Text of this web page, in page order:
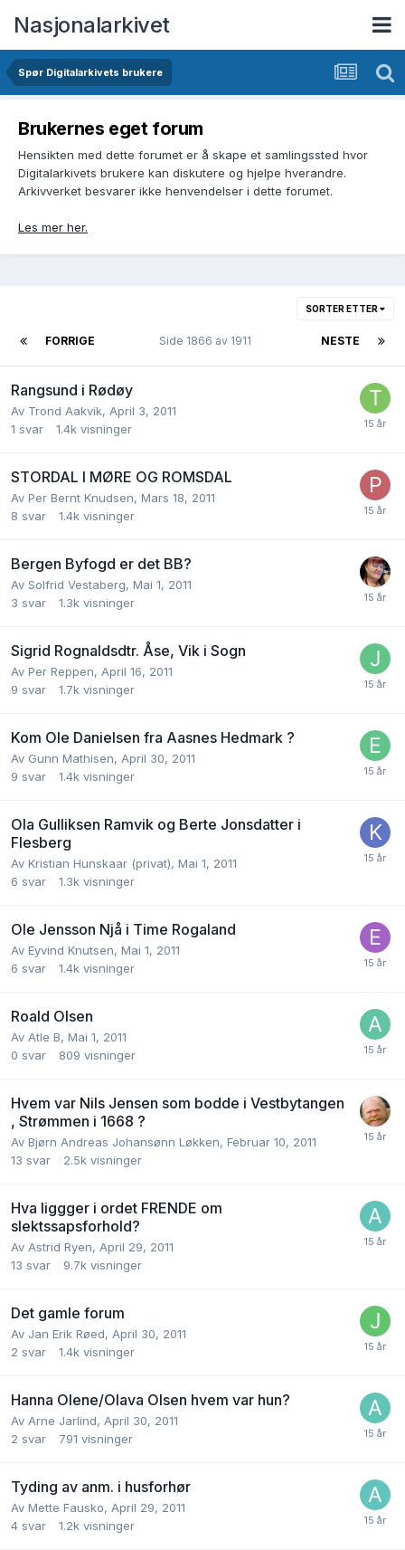
Nasjonalarkivet
Spør Digitalarkivets brukere
Brukernes eget forum
Hensikten med dette forumet er å skape et samlingssted hvor
Digitalarkivets brukere kan diskutere og hjelpe hverandre.
Arkivverket besvarer ikke henvendelser i dette forumet.
Les mer her.
SORTER ETTER
FORRIGE NESTE
Side 1866 av 1911
Rangsund i Rødøy
Av Trond Aakvik, April 3, 2011
1 svar 1.4k visninger
STORDAL I MØRE OG ROMSDAL
Av Per Bernt Knudsen, Mars 18, 2011
8 svar 1.4k visninger
Bergen Byfogd er det BB?
Av Solfrid Vestaberg, Mai 1, 2011
3 svar 1.3k visninger
Sigrid Rognaldsdtr. Åse, Vik i Sogn
Av Per Reppen, April 16, 2011
9 svar 1.7k visninger
Kom Ole Danielsen fra Aasnes Hedmark ?
Av Gunn Mathisen, April 30, 2011
9 svar 1.4k visninger
Ola Gulliksen Ramvik og Berte Jonsdatter i
Flesberg
Av Kristian Hunskaar (privat), Mai 1, 2011
6 svar 1.3k visninger
Ole Jensson Njå i Time Rogaland
Av Eyvind Knutsen, Mai 1, 2011
6 svar 1.4k visninger
Roald Olsen
Av Atle B, Mai 1, 2011
0 svar 809 visninger
Hvem var Nils Jensen som bodde i Vestbytangen
, Strømmen i 1668 ?
Av Bjørn Andreas Johansønn Løkken, Februar 10, 2011
13 svar 2.5k visninger
Hva liggger i ordet FRENDE om
slektssapsforhold?
Av Astrid Ryen, April 29, 2011
13 svar 9.7k visninger
Det gamle forum
Av Jan Erik Røed, April 30, 2011
2 svar 1.4k visninger
Hanna Olene/Olava Olsen hvem var hun?
Av Arne Jarlind, April 30, 2011
2 svar 791 visninger
Tyding av anm. i husforhør
Av Mette Fausko, April 29, 2011
4 svar 1.2k visninger